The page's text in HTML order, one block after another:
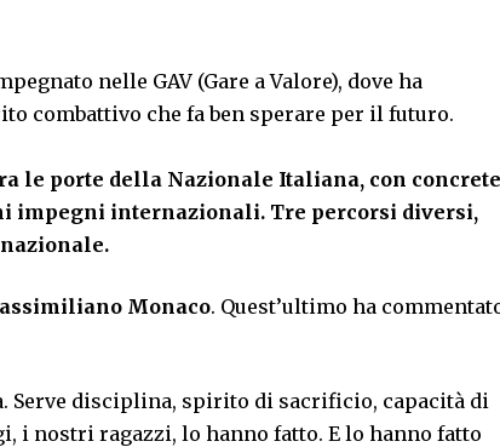
nelle GAV (Gare a Valore), dove ha
combattivo che fa ben sperare per il futuro.
le porte della Nazionale Italiana, con concrete
impegni internazionali. Tre percorsi diversi,
Monaco. Quest’ultimo ha
Serve disciplina, spirito di sacrificio, capacità di
i nostri ragazzi, lo hanno fatto. E lo hanno fatto